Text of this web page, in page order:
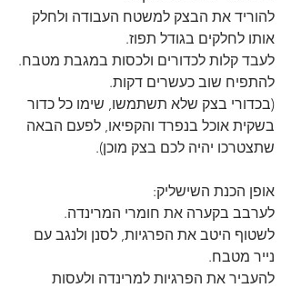
להוריד את הבצק למשטח העבודה ולחלק
אותו לחלקים בגודל תפוז.
לעבד קלות לכדורים ולכסות במגבת מטבח.
להתפיח שוב כעשרים דקות.
(בכדורי בצק שלא תשתמשו, שימו כל כדור
בשקית אוכל בנפרד והקפיאו, לפעם הבאה
שתצטרכו יהיה לכם בצק מוכן).
אופן הכנת השישליק:
לערבב בקערה את חומרי המרינדה.
לשטוף היטב את הפרגיות, לסנן ולנגב עם
נייר מטבח.
להעביר את הפרגיות למרינדה ולעסות